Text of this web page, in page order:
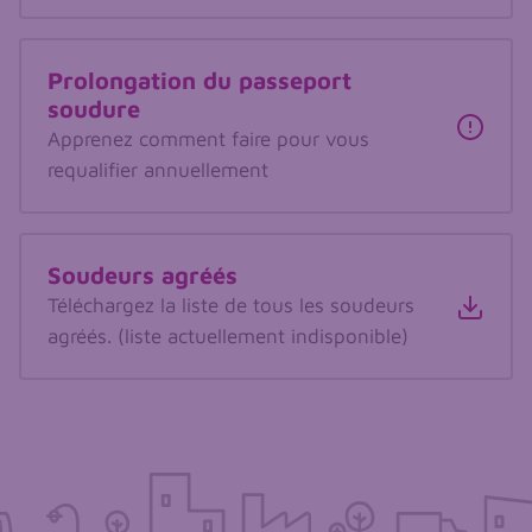
Prolongation du passeport
soudure
Apprenez comment faire pour vous
requalifier annuellement
Soudeurs agréés
Téléchargez la liste de tous les soudeurs
agréés. (liste actuellement indisponible)